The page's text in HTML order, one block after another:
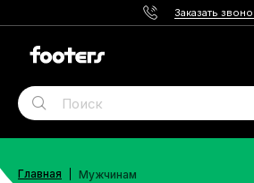
Заказать
Главная Мужчинам